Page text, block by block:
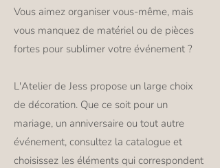
Vous aimez organiser vous-même, mais
vous manquez de matériel ou de pièces
fortes pour sublimer votre événement ?
L'Atelier de Jess propose un large choix
de décoration. Que ce soit pour un
mariage, un anniversaire ou tout autre
événement, consultez la catalogue et
choisissez les éléments qui correspondent